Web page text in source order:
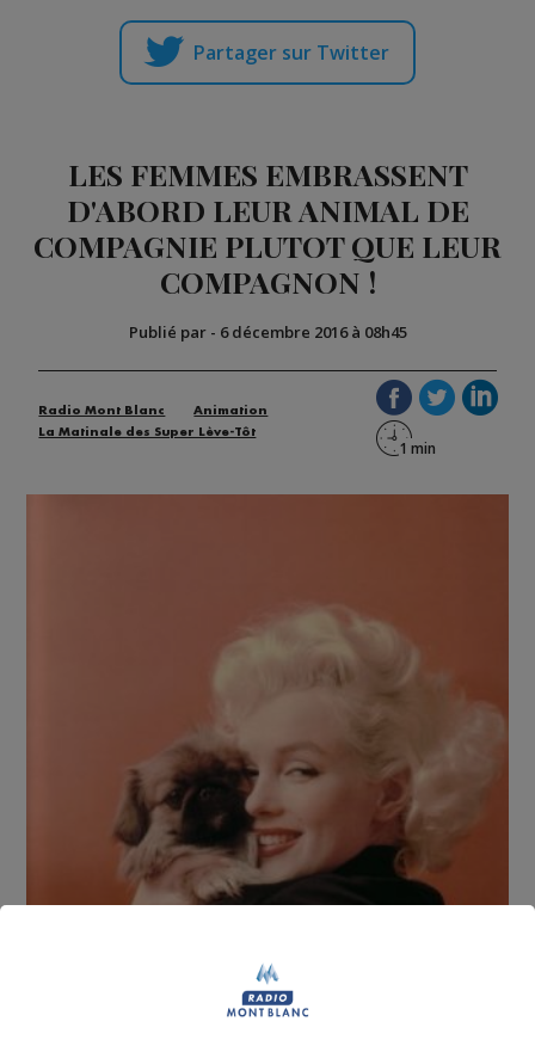
Partager sur Twitter
LES FEMMES EMBRASSENT
D'ABORD LEUR ANIMAL DE
COMPAGNIE PLUTOT QUE LEUR
COMPAGNON !
Publié par - 6 décembre 2016 à 08h45
Radio Mont Blanc
Animation
La Matinale des Super Lève-Tôt